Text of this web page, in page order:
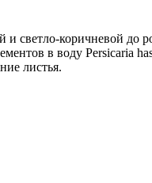
светло-коричневой до
в воду Persicaria
листья.